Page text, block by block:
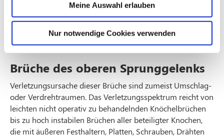
Meine Auswahl erlauben
Nur notwendige Cookies verwenden
kommen hier spezielle (winkel-)stabile Plattensysteme,
äußeren Festhalter sowie ergänzend Schrauben und
Drähte zum Einsatz. Über eine Materialentfernung wird
individuell entschieden.
Brüche des oberen Sprunggelenks
Verletzungsursache dieser Brüche sind zumeist Umschlag-
oder Verdrehtraumen. Das Verletzungsspektrum reicht von
leichten nicht operativ zu behandelnden Knöchelbrüchen
bis zu hoch instabilen Brüchen aller beteiligter Knochen,
die mit äußeren Festhaltern, Platten, Schrauben, Drähten